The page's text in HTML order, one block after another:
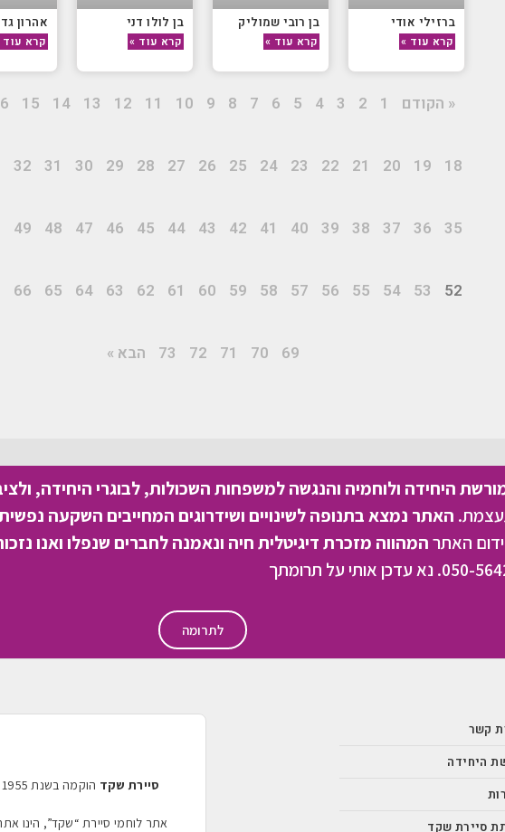
ברזילי אודי
קרא עוד »
בן רובי שמוליק
קרא עוד »
בן לולו דני
קרא עוד »
אהרון
קרא עוד
« הקודם 1
2
3
4
5
6
7
8
9
10
11
12
13
14
15
18
19
20
21
22
23
24
25
26
27
28
29
30
31
32
35
36
37
38
39
40
41
42
43
44
45
46
47
48
49
52
53
54
55
56
57
58
59
60
61
62
63
64
65
66
69
70
71
72
73 הבא »
היחידה ולוחמיה והנגשה למשפחות השכולות, לבוגרי היחידה,
האתר נמצא בתנופה לשינויים ושידרוגים המחייבים השקעה
האתרהמהווה מזכרת דיגיטלית חיה ונאמנה לחברים שנפלו ואנו
לתרומה
קשר
היחידה
סיירת שקד
סיירת שקד
אתר לוחמי סיירת “שקד”, הינו